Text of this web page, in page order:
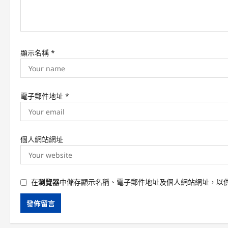
顯示名稱 *
電子郵件地址 *
個人網站網址
在瀏覽器中儲存顯示名稱、電子郵件地址及個人網站網址，以